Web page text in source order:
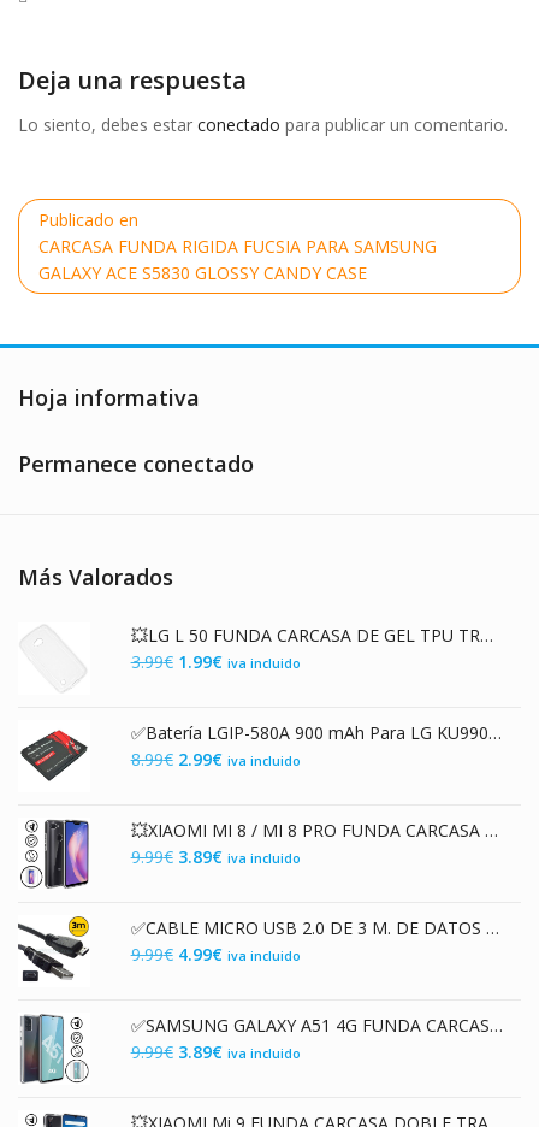
Deja una respuesta
Lo siento, debes estar conectado para publicar un comentario.
Navegación
de
entradas
Publicado en
CARCASA FUNDA RIGIDA FUCSIA PARA SAMSUNG
GALAXY ACE S5830 GLOSSY CANDY CASE
Hoja informativa
Permanece conectado
Más Valorados
💥LG L 50 FUNDA CARCASA DE GEL TPU TRANSPARENTE
3.99€ El
era:
3.99€.
1.99€El
es:
1.99€.
iva incluido
✅Batería LGIP-580A 900 mAh Para LG KU990 y más modelos
8.99€ El
era:
8.99€.
2.99€El
es:
2.99€.
iva incluido
💥XIAOMI MI 8 / MI 8 PRO FUNDA CARCASA DOBLE TRANSPARENTE CON PROTECCIÓN 360º
9.99€ El
era:
9.99€.
3.89€El
es:
3.89€.
iva incluido
✅CABLE MICRO USB 2.0 DE 3 M. DE DATOS Y CARGA UNIVERSAL
9.99€ El
era:
9.99€.
4.99€El
es:
4.99€.
iva incluido
✅SAMSUNG GALAXY A51 4G FUNDA CARCASA TRANSPARENTE DOBLE CON PROTECCION 360º
9.99€ El
3.89€Eliva incluido